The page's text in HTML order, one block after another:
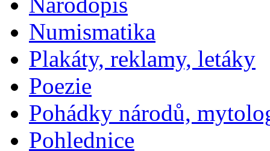
Numismatika
Plakáty, reklamy, letáky
Poezie
Pohádky národů,
Pohlednice